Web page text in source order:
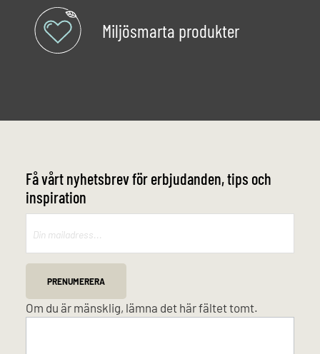
Miljösmarta produkter
Få vårt nyhetsbrev för erbjudanden, tips och
inspiration
PRENUMERERA
Om du är mänsklig, lämna det här fältet tomt.